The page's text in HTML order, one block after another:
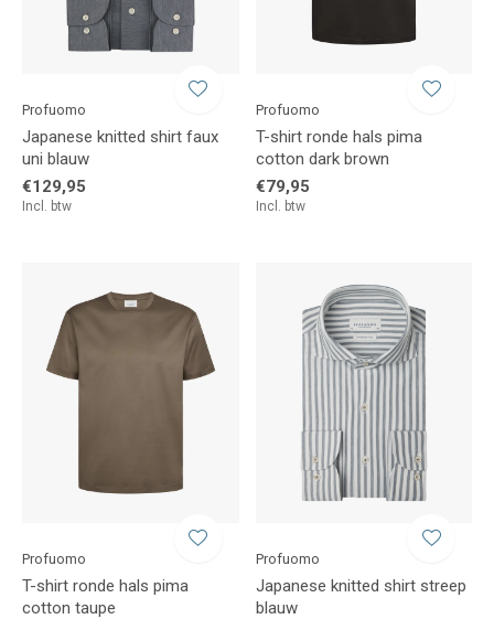
Profuomo
Japanese knitted shirt faux
uni blauw
€129,95
Incl. btw
Profuomo
T-shirt ronde hals pima
cotton dark brown
€79,95
Incl. btw
Profuomo
T-shirt ronde hals pima
cotton taupe
Profuomo
Japanese knitted shirt streep
blauw